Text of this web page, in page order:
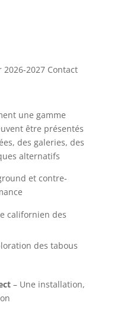
2027 Contact
une gamme
être présentés
des galeries, des
alternatifs
et contre-
californien des
des tabous
– Une installation,